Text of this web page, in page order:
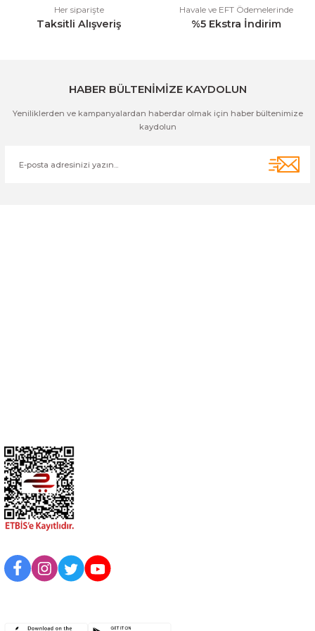
Her siparişte
Taksitli Alışveriş
Havale ve EFT Ödemelerinde
%5 Ekstra İndirim
HABER BÜLTENİMİZE KAYDOLUN
Yeniliklerden ve kampanyalardan haberdar olmak için haber bültenimize
kaydolun